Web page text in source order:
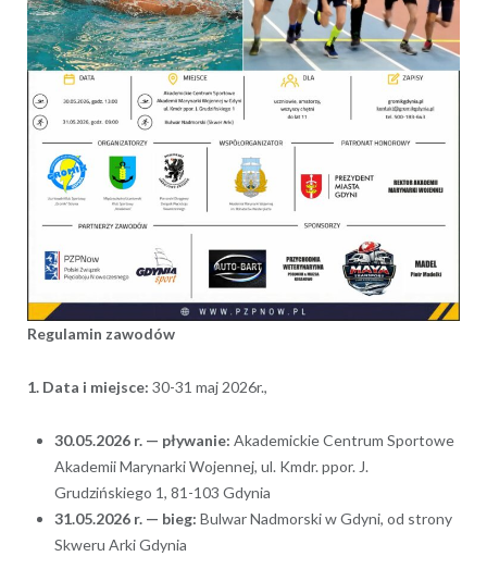
Regulamin zawodów
1. Data i miejsce: 30-31 maj 2026r.,
30.05.2026 r. — pływanie: Akademickie Centrum Sportowe
Akademii Marynarki Wojennej, ul. Kmdr. ppor. J.
Grudzińskiego 1, 81-103 Gdynia
31.05.2026 r. — bieg: Bulwar Nadmorski w Gdyni, od strony
Skweru Arki Gdynia